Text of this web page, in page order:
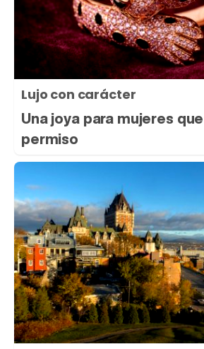
Lujo con carácter
Una joya para mujeres
permiso